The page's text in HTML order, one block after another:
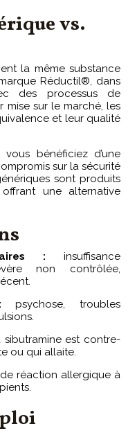
vs.
la même substance
Réductil®, dans
des processus de
sur le marché, les
et leur qualité
bénéficiez d’une
sur la sécurité
sont produits
une alternative
: insuffisance
non contrôlée,
psychose, troubles
sibutramine est contre-
ou qui allaite.
réaction allergique à